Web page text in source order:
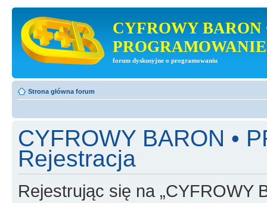
CYFROWY BARON
PROGRAMOWANIE
forum dyskusyjne o programowaniu
Strona główna forum
CYFROWY BARON •
Rejestracja
Rejestrując się na „CYFROWY